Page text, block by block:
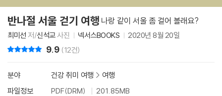
반나절 서울 걷기 여행 나랑 같이 서울 좀 걸어 볼래요?
최미선 저/신석교사진 넥서스BOOKS 2020년 8월 20일
9.9 (12건)
분야 건강 취미 여행 > 여행
파일정보
PDF(DRM)
201.85MB